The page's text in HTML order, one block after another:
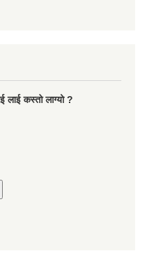
लाई कस्तो लाग्यो ?